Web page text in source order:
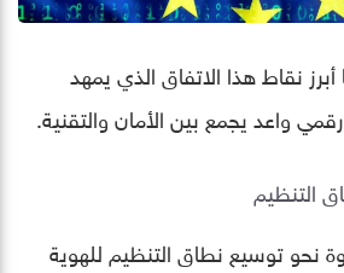
نقاط هذا الاتفاق الذي يمهد
واعد يجمع بين الأمان والتقنية.
التنظيم
نحو توسيع نطاق التنظيم للهوية